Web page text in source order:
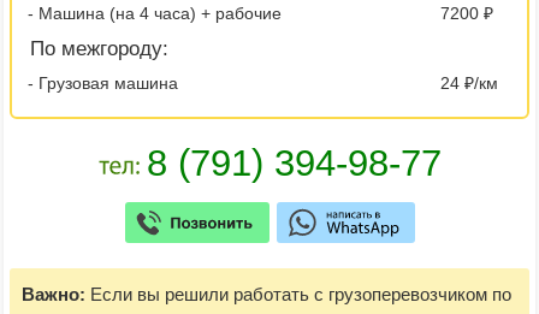
- Машина (на 4 часа) + рабочие
7200 ₽
По межгороду:
- Грузовая машина 24 ₽/км
Важно: Если вы решили работать с грузоперевозчиком по